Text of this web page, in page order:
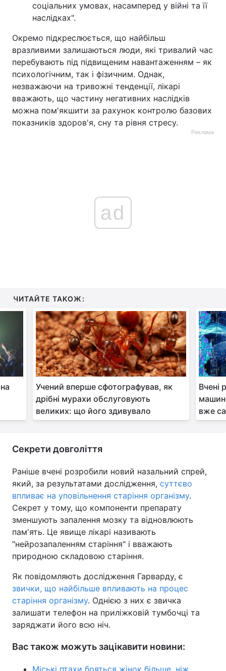
соціальних умовах, насамперед у війні та її
наслідках".
Окремо підкреслюється, що найбільш
вразливими залишаються люди, які тривалий час
перебувають під підвищеним навантаженням – як
психологічним, так і фізичним. Однак,
незважаючи на тривожні тенденції, лікарі
вважають, що частину негативних наслідків
можна пом'якшити за рахунок контролю базових
показників здоров'я, сну та рівня стресу.
Реклама
ad
ЧИТАЙТЕ ТАКОЖ:
Учений вперше сфотографував, як
дрібні мурахи обслуговують
великих: що його здивувало
Вчені
вже
Секрети довголіття
Раніше вчені розробили новий назальний спрей,
який, за результатами дослідження, суттєво
впливає на уповільнення старіння організму.
Секрет у тому, що компоненти препарату
зменшують запалення мозку та відновлюють
пам'ять. Це явище лікарі називають
"нейрозапаленням старіння" і вважають
природною складовою старіння.
Як повідомляють дослідження Гарварду, є
звички, що найбільше впливають на процес
старіння організму. Однією з них є звичка
залишати телефон на приліжковій тумбочці та
заряджати його всю ніч.
Вас також можуть зацікавити новини:
Міські птахи бояться жінок більше, ніж